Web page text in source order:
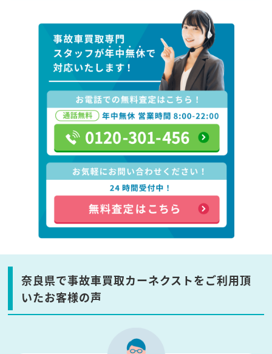
奈良県で事故車買取カーネクストをご利用頂
いたお客様の声